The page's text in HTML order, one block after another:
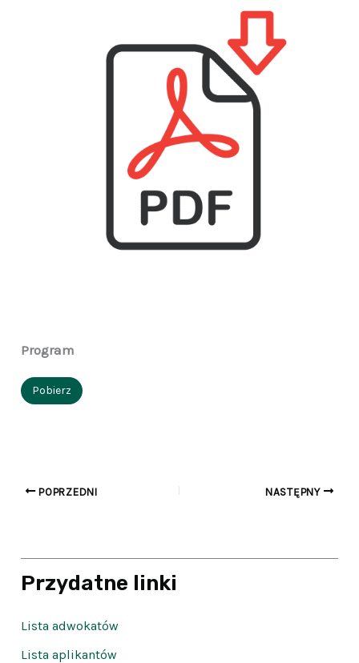
Program
Pobierz
POPRZEDNI NASTĘPNY
Przydatne linki
Lista adwokatów
Lista aplikantów